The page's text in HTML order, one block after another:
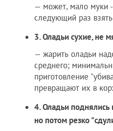
— может, мало муки
следующий раз
3. Оладьи сухие, не
— жарить оладьи
среднего;
приготовление
превращают их в
4. Оладьи поднялись
но потом резко